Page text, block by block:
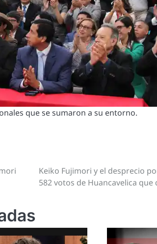
que se sumaron a su entorno.
Keiko Fujimori y el desprecio
582 votos de Huancavelica que